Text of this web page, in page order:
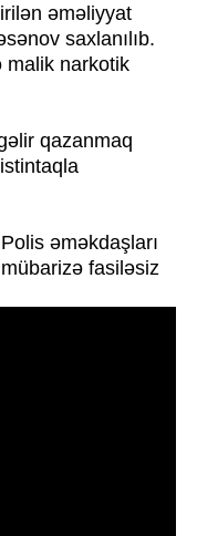
əməliyyat
saxlanılıb.
malik narkotik
qazanmaq
əməkdaşları
fasiləsiz